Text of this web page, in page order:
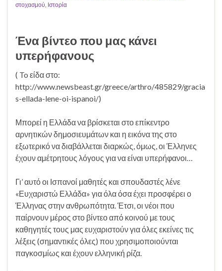
στοχασμού Ιστορία
Ένα βίντεο που μας κάνει
υπερήφανους
( To είδα στο:
http://www.newsbeast.gr/greece/arthro/485829/gracia
s-ellada-lene-oi-ispanoi/)
Μπορεί η Ελλάδα να βρίσκεται στο επίκεντρο
αρνητικών δημοσιευμάτων και η εικόνα της στο
εξωτερικό να διαβάλλεται διαρκώς, όμως, οι Έλληνες
έχουν αμέτρητους λόγους για να είναι υπερήφανοι…
Γι’ αυτό οι Ισπανοί μαθητές και σπουδαστές λένε
«Ευχαριστώ Ελλάδα» για όλα όσα έχει προσφέρει ο
Έλληνας στην ανθρωπότητα. Έτσι, οι νέοι που
παίρνουν μέρος στο βίντεο από κοινού με τους
καθηγητές τους μας ευχαριστούν για όλες εκείνες τις
λέξεις (σημαντικές όλες) που χρησιμοποιούνται
παγκοσμίως και έχουν ελληνική ρίζα.